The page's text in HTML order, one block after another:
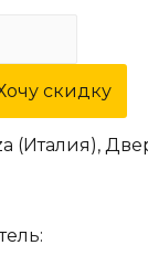
скидку
(Италия),